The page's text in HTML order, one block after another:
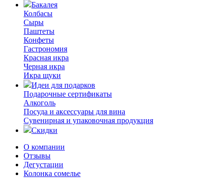
Бакалея
Колбасы
Сыры
Паштеты
Конфеты
Гастрономия
Красная икра
Черная икра
Икра щуки
Идеи для подарков
Подарочные сертификаты
Алкоголь
Посуда и аксессуары для вина
Сувенирная и упаковочная продукция
Скидки
О компании
Отзывы
Дегустации
Колонка сомелье